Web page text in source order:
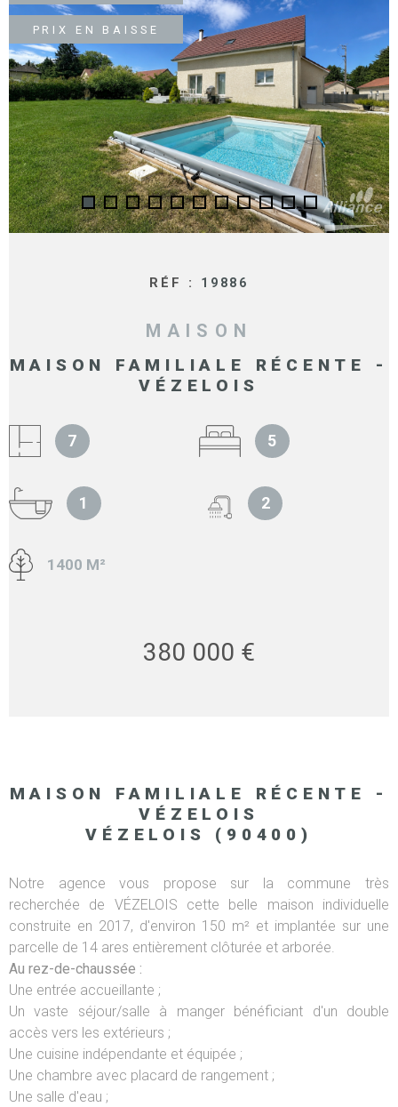
NOS
VENDUS
NOS
PRIX EN BAISSE
RÉF : 19886
MAISON
MAISON FAMILIALE RÉCENTE -
VÉZELOIS
7 5
1 2
1400 M²
380 000 €
MAISON FAMILIALE RÉCENTE -
VÉZELOIS
VÉZELOIS (90400)
Notre agence vous propose sur la commune très
recherchée de VÉZELOIS cette belle maison individuelle
construite en 2017, d'environ 150 m² et implantée sur une
parcelle de 14 ares entièrement clôturée et arborée.
Au rez-de-chaussée :
Une entrée accueillante ;
Un vaste séjour/salle à manger bénéficiant d'un double
accès vers les extérieurs ;
Une cuisine indépendante et équipée ;
Une chambre avec placard de rangement ;
Une salle d'eau ;
Pièces
PIÈCES
RÉFÉRENCE
PLUS DE CRITÈRES
RECHERCHER